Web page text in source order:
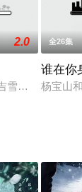
2.0
雪萍,童蕾,杨昆
全26集
谁在你
杨宝山